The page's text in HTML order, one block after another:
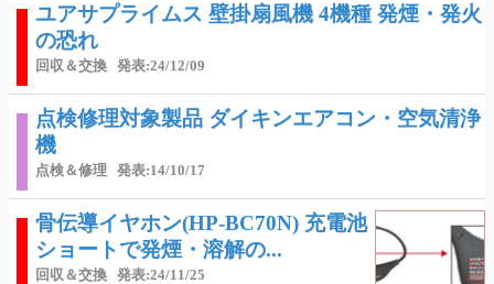
ユアサプライムス 壁掛扇風機 4機種 発煙・発火
の恐れ
回収＆交換 発表:24/12/09
点検修理対象製品 ダイキンエアコン・空気清浄
機
点検＆修理 発表:14/10/17
骨伝導イヤホン(HP-BC70N) 充電池
ショートで発煙・溶解の...
回収＆交換 発表:24/11/25